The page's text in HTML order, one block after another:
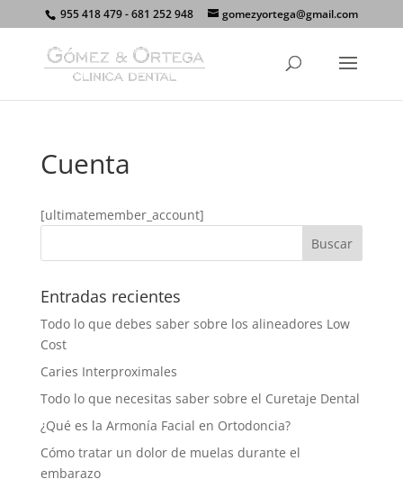
955 418 479 - 681 252 948 gomezyortega@gmail.com
Cuenta
[ultimatemember_account]
Entradas recientes
Todo lo que debes saber sobre los alineadores Low
Cost
Caries Interproximales
Todo lo que necesitas saber sobre el Curetaje Dental
¿Qué es la Armonía Facial en Ortodoncia?
Cómo tratar un dolor de muelas durante el
embarazo